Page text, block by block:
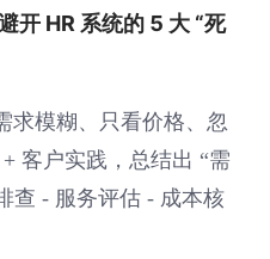
开 HR 系统的 5 大 “死
求模糊、只看价格、忽
客户实践，总结出 “需
查 - 服务评估 - 成本核